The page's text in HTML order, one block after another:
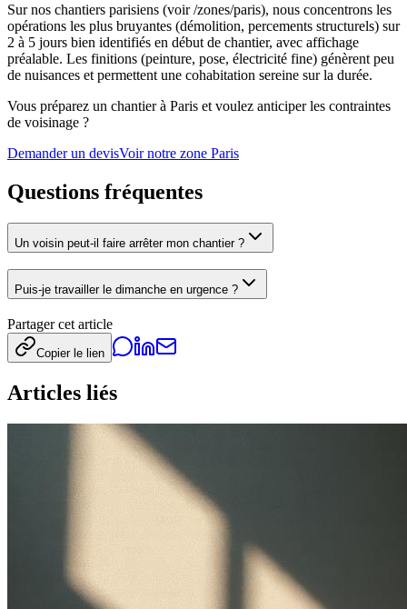
Sur nos chantiers parisiens (voir /zones/paris), nous concentrons les
opérations les plus bruyantes (démolition, percements structurels) sur
2 à 5 jours bien identifiés en début de chantier, avec affichage
préalable. Les finitions (peinture, pose, électricité fine) génèrent peu
de nuisances et permettent une cohabitation sereine sur la durée.
Vous préparez un chantier à Paris et voulez anticiper les contraintes
de voisinage ?
Demander un devisVoir notre zone Paris
Questions fréquentes
Un voisin peut-il faire arrêter mon chantier ?
Puis-je travailler le dimanche en urgence ?
Partager cet article
Copier le lien
Articles liés